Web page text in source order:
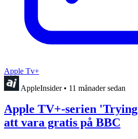
Apple Tv+
AppleInsider • 11 månader sedan
Apple TV+-serien
att vara gratis på BBC